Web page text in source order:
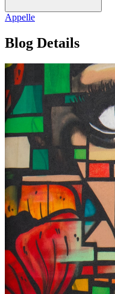
Appelle
Blog Details